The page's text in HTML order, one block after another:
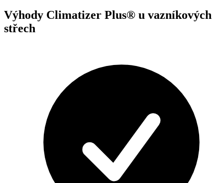
Výhody Climatizer Plus® u vazníkových
střech